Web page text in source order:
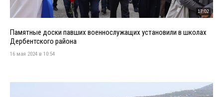
17:02
Памятные доски павших военнослужащих установили в школах
Дербентского района
16 мая 2024 в 10:54